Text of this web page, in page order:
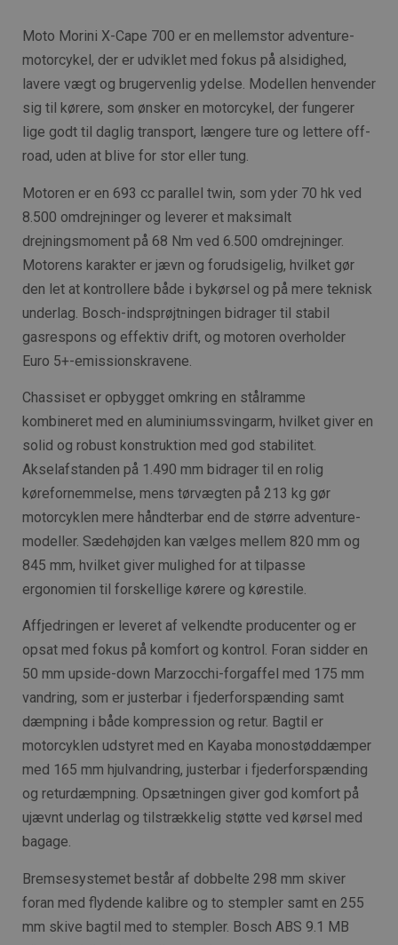
Moto Morini X-Cape 700 er en mellemstor adventure-
motorcykel, der er udviklet med fokus på alsidighed,
lavere vægt og brugervenlig ydelse. Modellen henvender
sig til kørere, som ønsker en motorcykel, der fungerer
lige godt til daglig transport, længere ture og lettere off-
road, uden at blive for stor eller tung.
Motoren er en 693 cc parallel twin, som yder 70 hk ved
8.500 omdrejninger og leverer et maksimalt
drejningsmoment på 68 Nm ved 6.500 omdrejninger.
Motorens karakter er jævn og forudsigelig, hvilket gør
den let at kontrollere både i bykørsel og på mere teknisk
underlag. Bosch-indsprøjtningen bidrager til stabil
gasrespons og effektiv drift, og motoren overholder
Euro 5+-emissionskravene.
Chassiset er opbygget omkring en stålramme
kombineret med en aluminiumssvingarm, hvilket giver en
solid og robust konstruktion med god stabilitet.
Akselafstanden på 1.490 mm bidrager til en rolig
kørefornemmelse, mens tørvægten på 213 kg gør
motorcyklen mere håndterbar end de større adventure-
modeller. Sædehøjden kan vælges mellem 820 mm og
845 mm, hvilket giver mulighed for at tilpasse
ergonomien til forskellige kørere og kørestile.
Affjedringen er leveret af velkendte producenter og er
opsat med fokus på komfort og kontrol. Foran sidder en
50 mm upside-down Marzocchi-forgaffel med 175 mm
vandring, som er justerbar i fjederforspænding samt
dæmpning i både kompression og retur. Bagtil er
motorcyklen udstyret med en Kayaba monostøddæmper
med 165 mm hjulvandring, justerbar i fjederforspænding
og returdæmpning. Opsætningen giver god komfort på
ujævnt underlag og tilstrækkelig støtte ved kørsel med
bagage.
Bremsesystemet består af dobbelte 298 mm skiver
foran med flydende kalibre og to stempler samt en 255
mm skive bagtil med to stempler. Bosch ABS 9.1 MB